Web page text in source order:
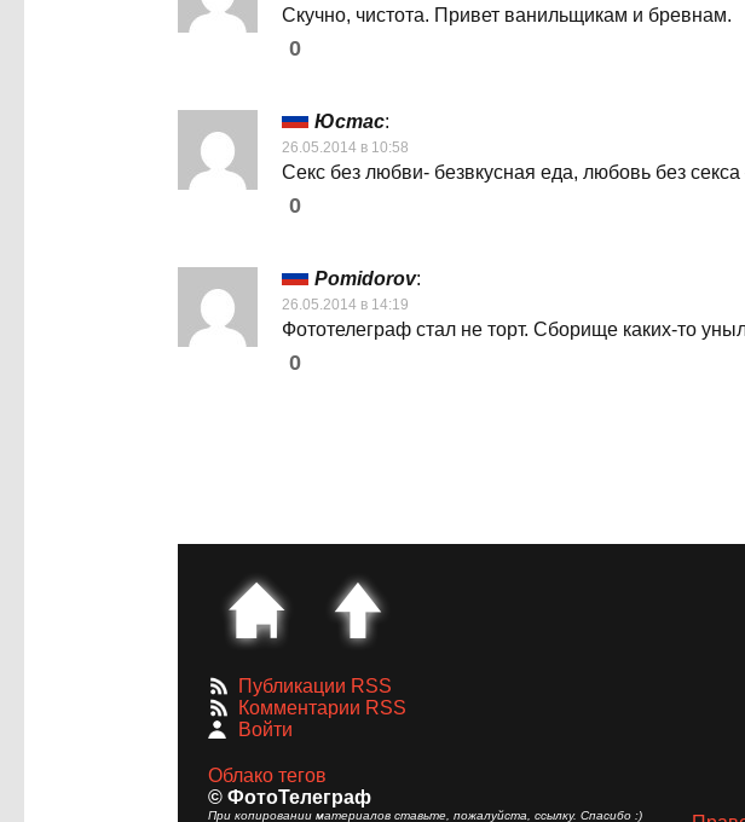
Скучно, чистота. Привет ванильщикам и бревнам.
0
Юстас:
26.05.2014 в 10:58
Секс без любви- безвкусная еда, любовь без
0
Pomidorov:
26.05.2014 в 14:19
Фототелеграф стал не торт. Сборище каких-то
0
Публикации RSS
Комментарии RSS
Войти
Облако тегов
© ФотоТелеграф
При копировании материалов ставьте, пожалуйста, ссылку. Спасибо :)